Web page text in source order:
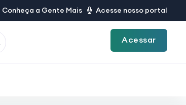
Conheça a Gente Mais Acesse nosso portal
Acessar